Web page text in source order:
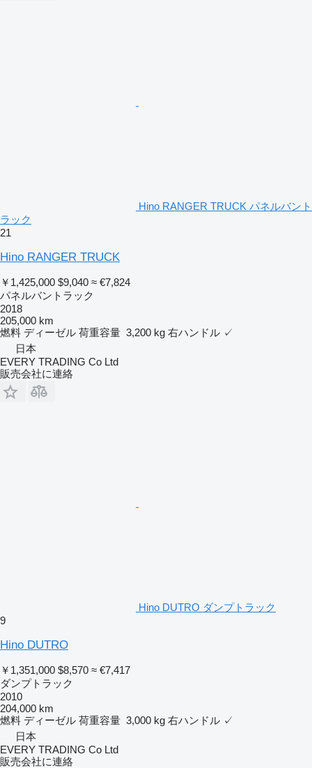
Hino RANGER TRUCK パネルバント
ラック
21
Hino RANGER TRUCK
￥1,425,000 $9,040 ≈ €7,824
パネルバントラック
2018
205,000 km
燃料 ディーゼル 荷重容量 3,200 kg 右ハンドル ✓
日本
EVERY TRADING Co Ltd
販売会社に連絡
Hino DUTRO ダンプトラック
9
Hino DUTRO
￥1,351,000 $8,570 ≈ €7,417
ダンプトラック
2010
204,000 km
燃料 ディーゼル 荷重容量 3,000 kg 右ハンドル ✓
日本
EVERY TRADING Co Ltd
販売会社に連絡